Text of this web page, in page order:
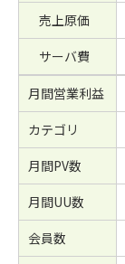
売上原価
サーバ費
月間営業利益
カテゴリ
月間PV数
月間UU数
会員数